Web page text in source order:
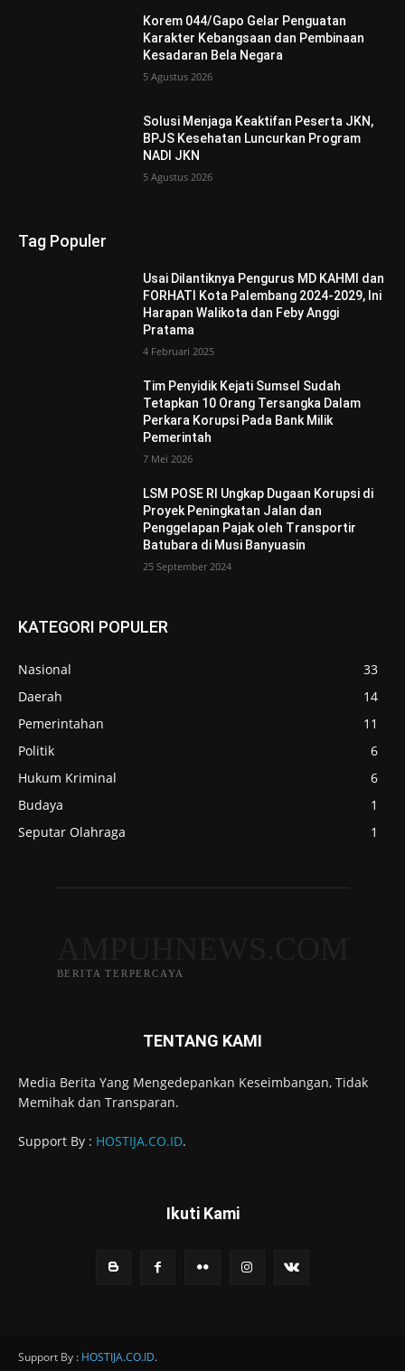
Korem 044/Gapo Gelar Penguatan
Karakter Kebangsaan dan Pembinaan
Kesadaran Bela Negara
5 Agustus 2026
Solusi Menjaga Keaktifan Peserta JKN,
BPJS Kesehatan Luncurkan Program
NADI JKN
5 Agustus 2026
Tag Populer
Usai Dilantiknya Pengurus MD KAHMI dan
FORHATI Kota Palembang 2024-2029, Ini
Harapan Walikota dan Feby Anggi
Pratama
4 Februari 2025
Tim Penyidik Kejati Sumsel Sudah
Tetapkan 10 Orang Tersangka Dalam
Perkara Korupsi Pada Bank Milik
Pemerintah
7 Mei 2026
LSM POSE RI Ungkap Dugaan Korupsi di
Proyek Peningkatan Jalan dan
Penggelapan Pajak oleh Transportir
Batubara di Musi Banyuasin
25 September 2024
KATEGORI POPULER
Nasional
33
Daerah
14
Pemerintahan
11
Politik
6
Hukum Kriminal
6
Budaya
1
Seputar Olahraga
1
BERITA TERPERCAYA
TENTANG KAMI
Media Berita Yang Mengedepankan Keseimbangan, Tidak
Memihak dan Transparan.
Support By : HOSTIJA.CO.ID.
Ikuti Kami
Support By : HOSTIJA.CO.ID.